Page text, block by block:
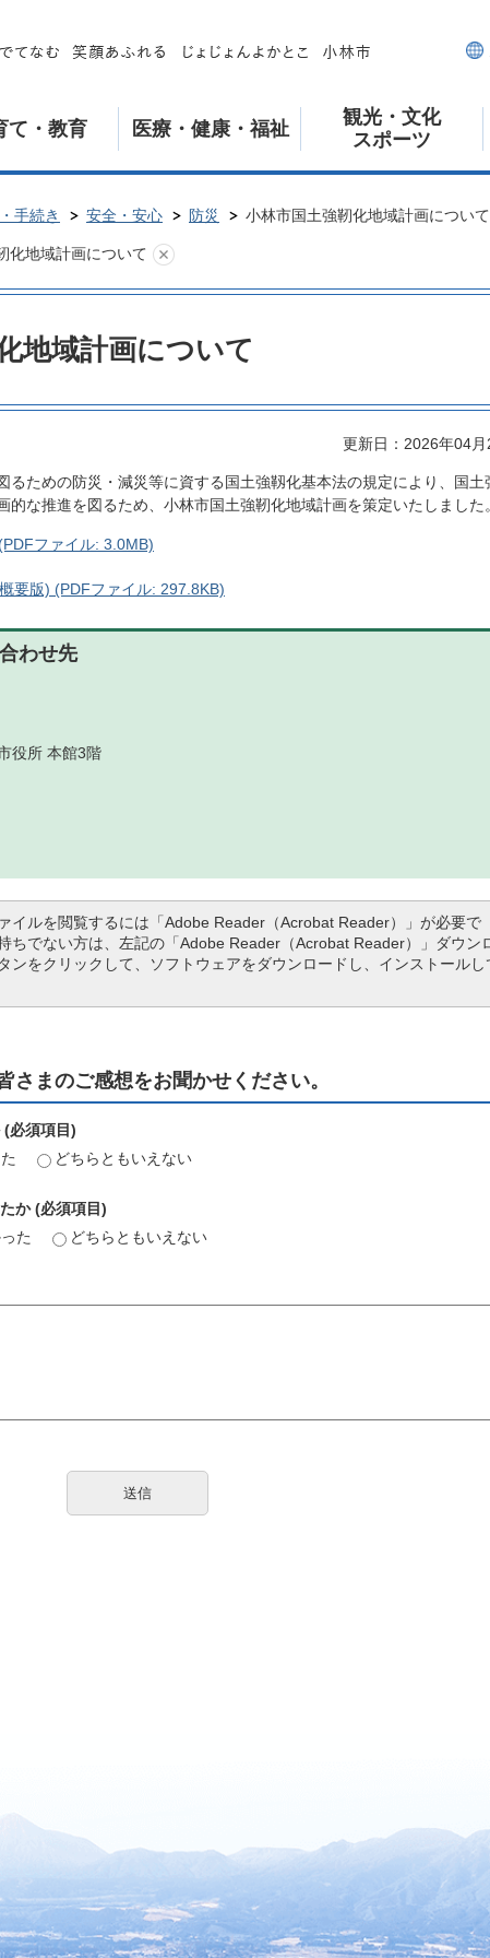
て・教育 医療・健康・福祉
観光・文化
スポーツ
手続き 安全・安心 防災 小林市国土強靭化地域計画について
化地域計画について
地域計画について
更新日：2026年04月
るための防災・減災等に資する国土強靱化基本法の規定により、国土
な推進を図るため、小林市国土強靭化地域計画を策定いたしました。
ファイル: 3.0MB)
要版) (PDFファイル: 297.8KB)
わせ先
役所 本館3階
イルを閲覧するには「Adobe Reader（Acrobat Reader）」が必要で
ちでない方は、左記の「Adobe Reader（Acrobat Reader）」ダウン
ンをクリックして、ソフトウェアをダウンロードし、インストールし
さまのご感想をお聞かせください。
(必須項目)
どちらともいえない
か (必須項目)
た どちらともいえない